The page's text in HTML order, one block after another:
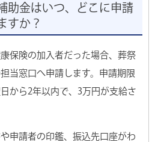
助金はいつ、どこに申請
すか？
保険の加入者だった場合、葬祭
当窓口へ申請します。申請期限
から2年以内で、3万円が支給さ
申請者の印鑑、振込先口座がわ